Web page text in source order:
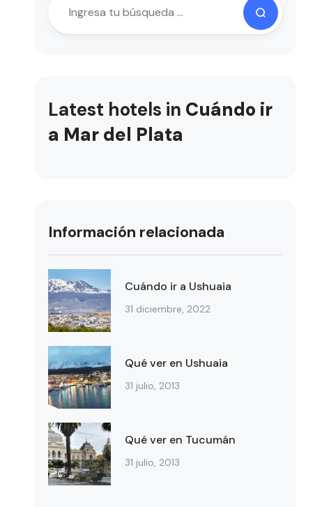
Latest hotels in Cuándo ir
a Mar del Plata
Información relacionada
Cuándo ir a Ushuaia
31 diciembre, 2022
Qué ver en Ushuaia
31 julio, 2013
Qué ver en Tucumán
31 julio, 2013